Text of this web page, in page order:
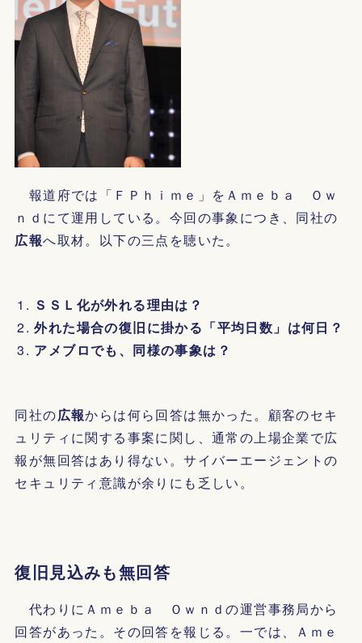
報道府では「ＦＰｈｉｍｅ」をＡｍｅｂａ Ｏｗ
ｎｄにて運用している。今回の事象につき、同社の
広報へ取材。以下の三点を聴いた。
ＳＳＬ化が外れる理由は？
外れた場合の復旧に掛かる「平均日数」は何日？
アメブロでも、同様の事象は？
同社の広報からは何ら回答は無かった。顧客のセキ
ュリティに関する事案に関し、通常の上場企業で広
報が無回答はあり得ない。サイバーエージェントの
セキュリティ意識が余りにも乏しい。
復旧見込みも無回答
代わりにＡｍｅｂａ Ｏｗｎｄの運営事務局から
回答があった。その回答を報じる。一では、Ａｍｅ